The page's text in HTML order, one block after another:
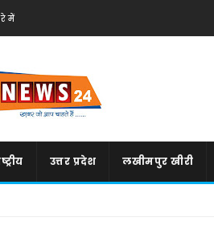
में
उत्तर प्रदेश लखीमपुर खीरी